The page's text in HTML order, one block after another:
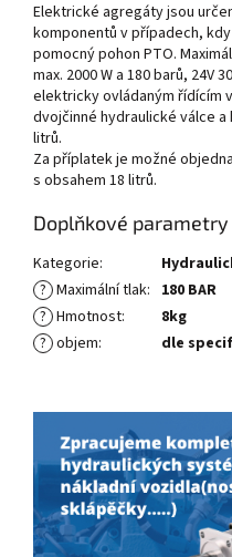
Elektrické agregáty jsou
komponentů v případech,
pomocný pohon PTO.
max. 2000 W a 180 barů, 24V
elektricky ovládaným řídícím
dvojčinné hydraulické válce
litrů.
Za příplatek je možné
s obsahem 18 litrů.
Doplňkové parametry
Kategorie:
? Maximální tlak: 180 BAR
? Hmotnost:
8kg
? objem: dle